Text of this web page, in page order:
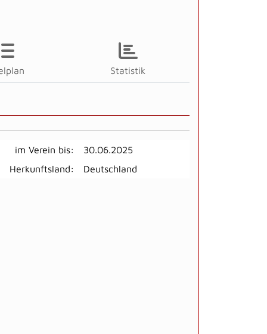
Statistik
im Verein bis:
30.06.2025
Herkunftsland:
Deutschland